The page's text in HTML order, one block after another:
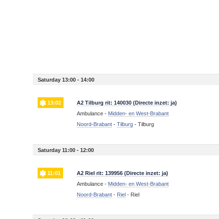
Saturday 13:00 - 14:00
13:02
A2 Tilburg rit: 140030 (Directe inzet: ja)
Ambulance - Midden- en West-Brabant
Noord-Brabant -Tilburg -Tilburg
Saturday 11:00 - 12:00
11:01
A2 Riel rit: 139956 (Directe inzet: ja)
Ambulance - Midden- en West-Brabant
Noord-Brabant - Riel - Riel